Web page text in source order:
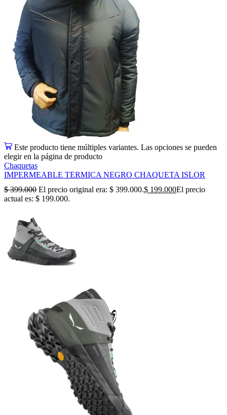
Este producto tiene múltiples variantes. Las opciones se pueden
elegir en la página de producto
Chaquetas
IMPERMEABLE TERMICA NEGRO CHAQUETA ISLOR
$399.000 El precio original era: $ 399.000.$ 199.000El precio
actual es: $ 199.000.